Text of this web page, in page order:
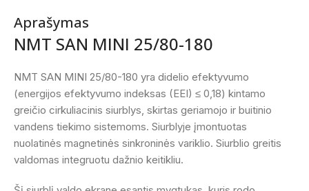
Aprašymas
NMT SAN MINI 25/80-180
NMT SAN MINI 25/80-180 yra didelio efektyvumo
(energijos efektyvumo indeksas (EEI) ≤ 0,18) kintamo
greičio cirkuliacinis siurblys, skirtas geriamojo ir buitinio
vandens tiekimo sistemoms. Siurblyje įmontuotas
nuolatinės magnetinės sinkroninės variklio. Siurblio greitis
valdomas integruotu dažnio keitikliu.